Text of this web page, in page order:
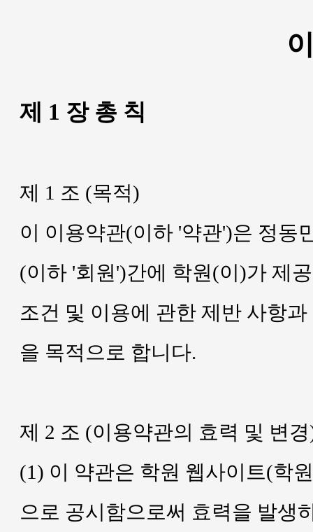
제 1 장 총 칙
제 1 조 (목적)
이 이용약관(이하 '약관')은 정동
(이하 '회원')간에 학원(이)가 제
조건 및 이용에 관한 제반 사항
을 목적으로 합니다.
제 2 조 (이용약관의 효력 및 변
(1) 이 약관은 학원 웹사이트(학
으로 공시함으로써 효력을 발생